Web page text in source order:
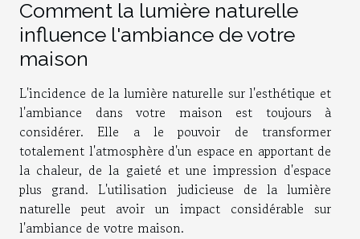
Comment la lumière naturelle
influence l'ambiance de votre
maison
L'incidence de la lumière naturelle sur l'esthétique et
l'ambiance dans votre maison est toujours à
considérer. Elle a le pouvoir de transformer
totalement l'atmosphère d'un espace en apportant de
la chaleur, de la gaieté et une impression d'espace
plus grand. L'utilisation judicieuse de la lumière
naturelle peut avoir un impact considérable sur
l'ambiance de votre maison.